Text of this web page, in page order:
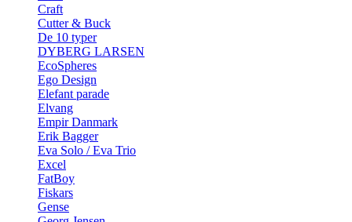
Craft
Cutter & Buck
De 10 typer
DYBERG LARSEN
EcoSpheres
Ego Design
Elefant parade
Elvang
Empir Danmark
Erik Bagger
Eva Solo / Eva Trio
Excel
FatBoy
Fiskars
Gense